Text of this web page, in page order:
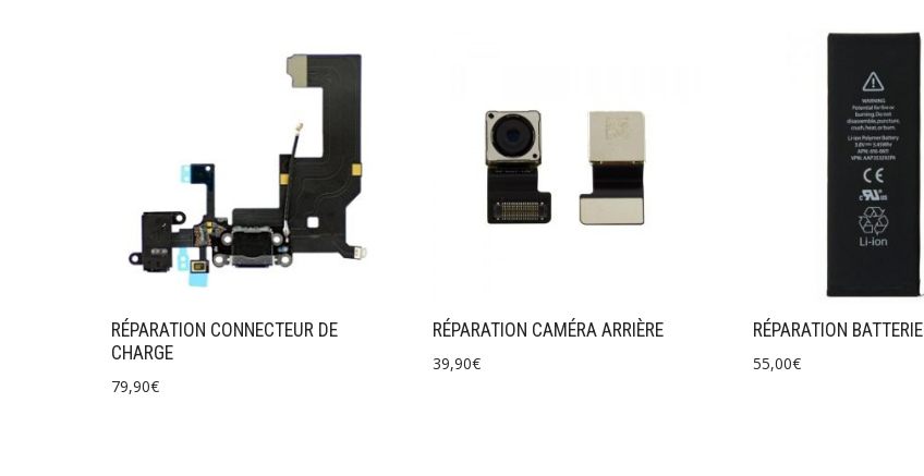
RÉPARATION CONNECTEUR DE
CHARGE
79,90€
RÉPARATION CAMÉRA ARRIÈRE
39,90€
RÉPARATION BATTERIE
55,00€